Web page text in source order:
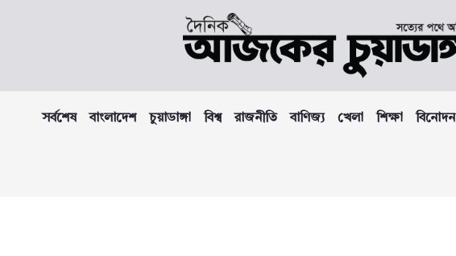
সর্বশেষ বাংলাদেশ চুয়াডাঙ্গা বিশ্ব রাজনীতি বাণিজ্য খেলা শিক্ষা বিনোদন